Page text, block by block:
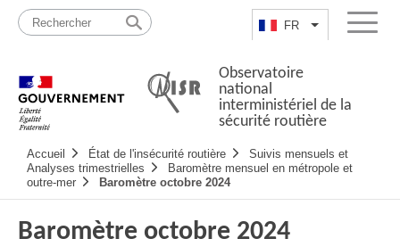
Passer
contenu
FR Lister lesMenu
Observatoire
national
interministériel de la
sécurité routière
principale
Accueil État de l'insécurité routière
Suivis mensuels et
Analyses trimestrielles
Baromètre mensuel en métropole et
outre-mer
Baromètre octobre 2024
Baromètre octobre 2024